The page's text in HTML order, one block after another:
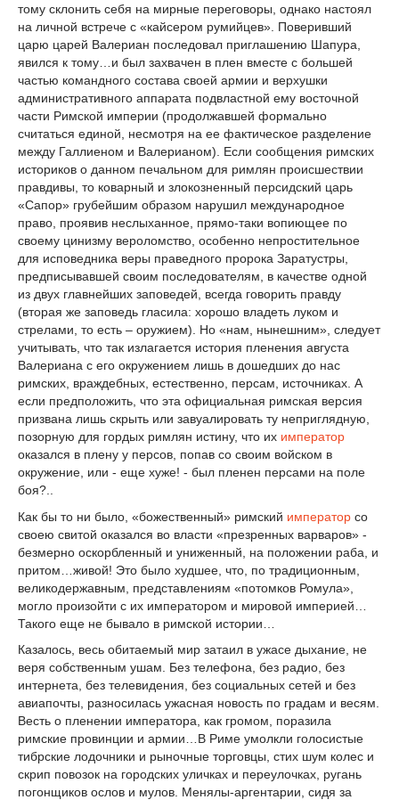
тому склонить себя на мирные переговоры, однако настоял
на личной встрече с «кайсером румийцев». Поверивший
царю царей Валериан последовал приглашению Шапура,
явился к тому…и был захвачен в плен вместе с большей
частью командного состава своей армии и верхушки
административного аппарата подвластной ему восточной
части Римской империи (продолжавшей формально
считаться единой, несмотря на ее фактическое разделение
между Галлиеном и Валерианом). Если сообщения римских
историков о данном печальном для римлян происшествии
правдивы, то коварный и злокозненный персидский царь
«Сапор» грубейшим образом нарушил международное
право, проявив неслыханное, прямо-таки вопиющее по
своему цинизму вероломство, особенно непростительное
для исповедника веры праведного пророка Заратустры,
предписывавшей своим последователям, в качестве одной
из двух главнейших заповедей, всегда говорить правду
(вторая же заповедь гласила: хорошо владеть луком и
стрелами, то есть – оружием). Но «нам, нынешним», следует
учитывать, что так излагается история пленения августа
Валериана с его окружением лишь в дошедших до нас
римских, враждебных, естественно, персам, источниках. А
если предположить, что эта официальная римская версия
призвана лишь скрыть или завуалировать ту неприглядную,
позорную для гордых римлян истину, что их император
оказался в плену у персов, попав со своим войском в
окружение, или - еще хуже! - был пленен персами на поле
боя?..
Как бы то ни было, «божественный» римский император со
своею свитой оказался во власти «презренных варваров» -
безмерно оскорбленный и униженный, на положении раба, и
притом…живой! Это было худшее, что, по традиционным,
великодержавным, представлениям «потомков Ромула»,
могло произойти с их императором и мировой империей…
Такого еще не бывало в римской истории…
Казалось, весь обитаемый мир затаил в ужасе дыхание, не
веря собственным ушам. Без телефона, без радио, без
интернета, без телевидения, без социальных сетей и без
авиапочты, разносилась ужасная новость по градам и весям.
Весть о пленении императора, как громом, поразила
римские провинции и армии…В Риме умолкли голосистые
тибрские лодочники и рыночные торговцы, стих шум колес и
скрип повозок на городских уличках и переулочках, ругань
погонщиков ослов и мулов. Менялы-аргентарии, сидя за